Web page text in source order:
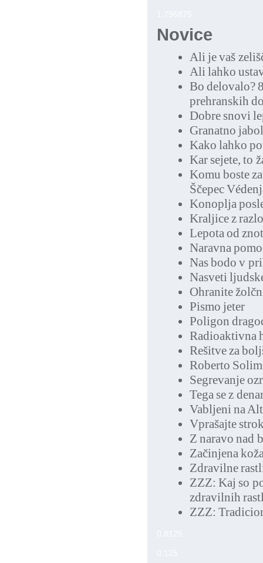
Novice
Ali je vaš
Ali lahko
Bo delovalo?
prehranskih
Dobre snovi
Granatno
Kako lahko
Kar sejete, to
Komu boste
Ščepec
Konoplja
Kraljice z
Lepota od
Naravna
Nas bodo v
Nasveti
Ohranite
Pismo jeter
Poligon
Radioaktivna
Rešitve za
Roberto
Segrevanje
Tega se z
Vabljeni na
Vprašajte
Z naravo nad
Začinjena
Zdravilne
ZZZ: Kaj so
zdravilnih
ZZZ: